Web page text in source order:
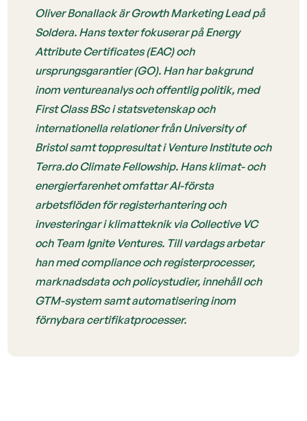
Oliver Bonallack är Growth Marketing Lead på
Soldera. Hans texter fokuserar på Energy
Attribute Certificates (EAC) och
ursprungsgarantier (GO). Han har bakgrund
inom ventureanalys och offentlig politik, med
First Class BSc i statsvetenskap och
internationella relationer från University of
Bristol samt toppresultat i Venture Institute och
Terra.do Climate Fellowship. Hans klimat- och
energierfarenhet omfattar AI-första
arbetsflöden för registerhantering och
investeringar i klimatteknik via Collective VC
och Team Ignite Ventures. Till vardags arbetar
han med compliance och registerprocesser,
marknadsdata och policystudier, innehåll och
GTM-system samt automatisering inom
förnybara certifikatprocesser.